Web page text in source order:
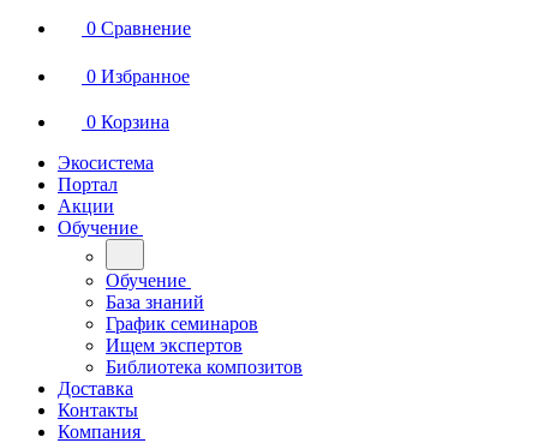
0 Сравнение
0 Избранное
0 Корзина
Экосистема
Портал
Акции
Обучение
Обучение
База знаний
График семинаров
Ищем экспертов
Библиотека композитов
Доставка
Контакты
Компания